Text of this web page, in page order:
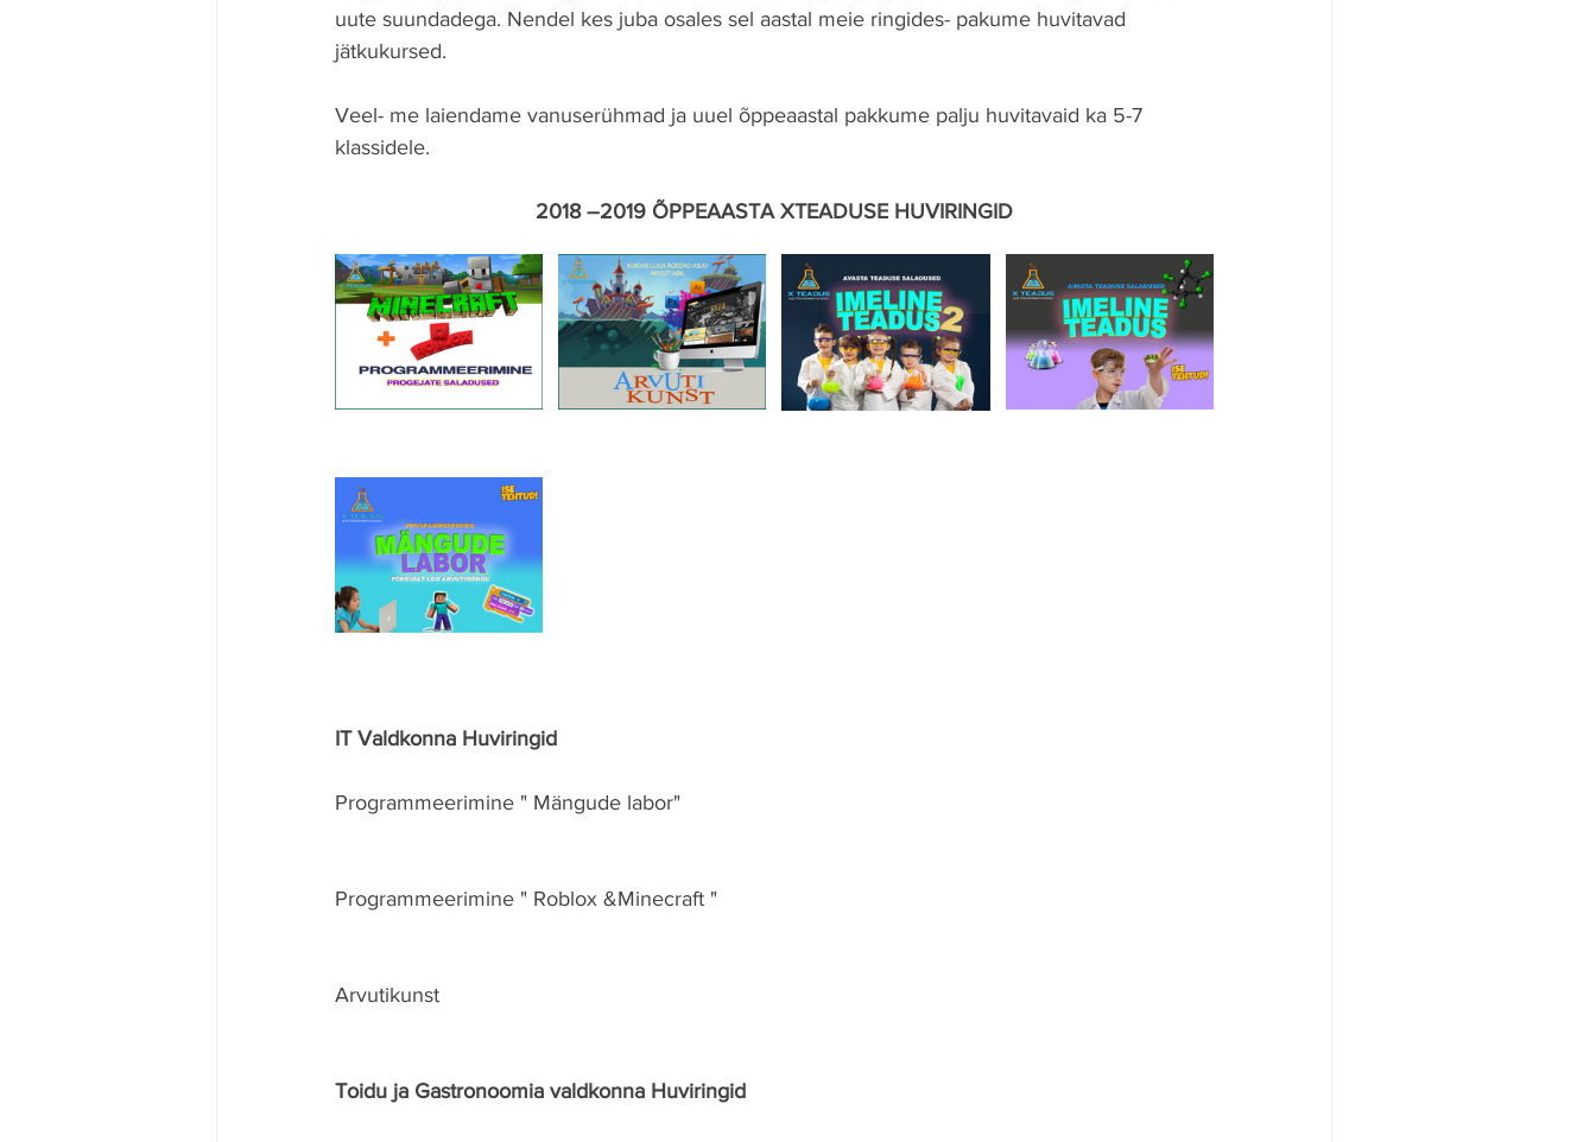
uute suundadega. Nendel kes juba osales sel aastal meie ringides- pakume huvitavad
jätkukursed.
Veel- me laiendame vanuserühmad ja uuel õppeaastal pakkume palju huvitavaid ka 5-7
klassidele.
2018 –2019 ÕPPEAASTA XTEADUSE HUVIRINGID
IT Valdkonna Huviringid
Programmeerimine " Mängude labor"
Programmeerimine " Roblox &Minecraft "
Arvutikunst
Toidu ja Gastronoomia valdkonna Huviringid